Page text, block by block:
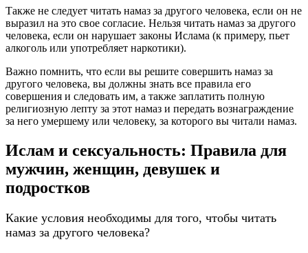
Также не следует читать намаз за другого человека, если он не
выразил на это свое согласие. Нельзя читать намаз за другого
человека, если он нарушает законы Ислама (к примеру, пьет
алкоголь или употребляет наркотики).
Важно помнить, что если вы решите совершить намаз за
другого человека, вы должны знать все правила его
совершения и следовать им, а также заплатить полную
религиозную лепту за этот намаз и передать вознаграждение
за него умершему или человеку, за которого вы читали намаз.
Ислам и сексуальность: Правила для
мужчин, женщин, девушек и
подростков
Какие условия необходимы для того, чтобы читать
намаз за другого человека?